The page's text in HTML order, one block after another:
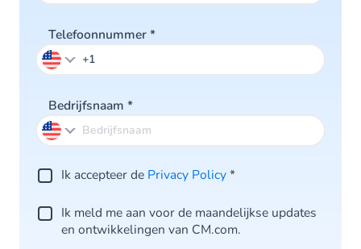
Telefoonnummer*
Bedrijfsnaam *
Ik accepteer de Privacy Policy*
Ik meld me aan voor de maandelijkse updates
en ontwikkelingen van CM.com.